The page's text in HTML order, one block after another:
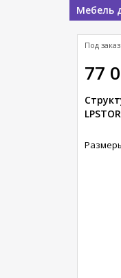
Мебель
77
Под заказ